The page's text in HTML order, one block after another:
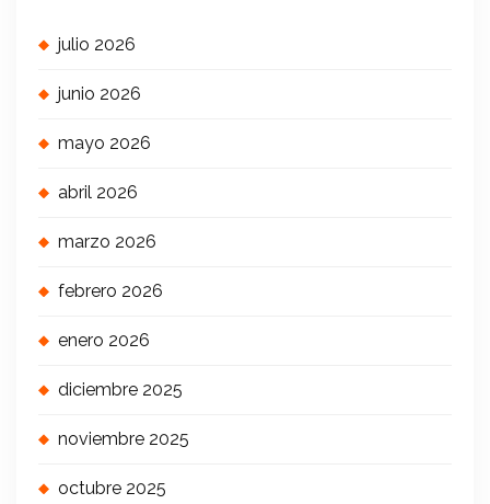
julio 2026
junio 2026
mayo 2026
abril 2026
marzo 2026
febrero 2026
enero 2026
diciembre 2025
noviembre 2025
octubre 2025